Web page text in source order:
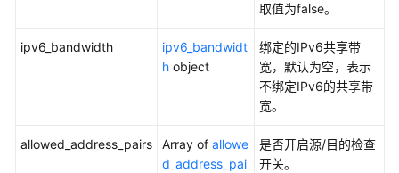
用
品
取值为false。
ipv6_bandwidth
ipv6_bandwidt
h object
绑定的IPv6共享带
宽，默认为空，表示
不绑定IPv6的共享带
宽。
allowed_address_pairs Array of allowe
d_address_pai
是否开启源/目的检查
开关。